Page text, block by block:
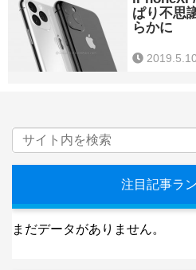
ぱり不思
らかに
2019.5.10
注目記事ラ
まだデータがありません。